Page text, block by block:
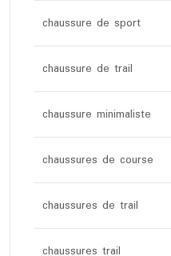
chaussure de sport
chaussure de trail
chaussure minimaliste
chaussures de course
chaussures de trail
chaussures trail